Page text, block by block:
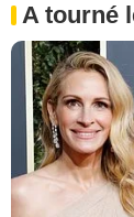
A tourné